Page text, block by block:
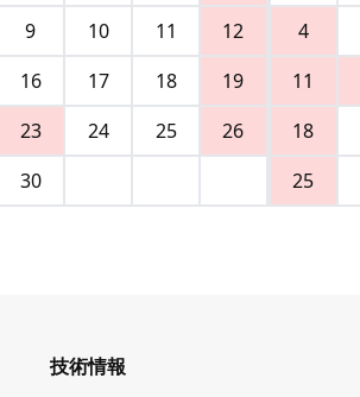
9 10 11
12
16 17 18
19
23 24 25
26
30
4
11
18
25
技術情報